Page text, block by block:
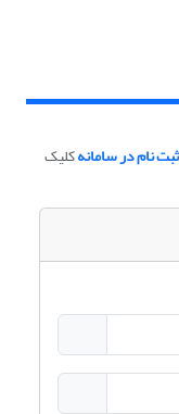
ثبت نام در سامانهکلیک